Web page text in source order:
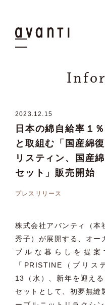
2023.12 . 15
日本の綿自給率１
と取組む「国産綿
リスティン、国産
セット」販売開始
プレスリリース
株式会社アバンティ（本
秀子） が展開する、 オー
ブルな暮らしを提案
「PRISTINE（プリス
13（水）、新年を迎える
セットとして、 初夢無縫